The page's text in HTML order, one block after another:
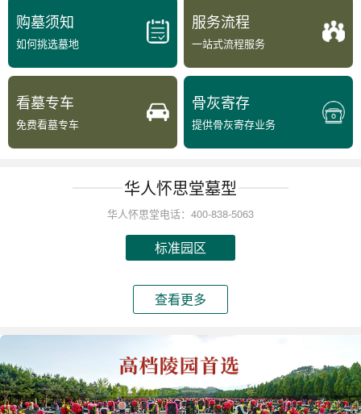
购墓须知
如何挑选墓地
服务流程
一站式流程服务
看墓专车
免费看墓专车
骨灰寄存
提供骨灰寄存业务
华人怀思堂墓型
华人怀思堂电话：400-838-5063
标准园区
查看更多